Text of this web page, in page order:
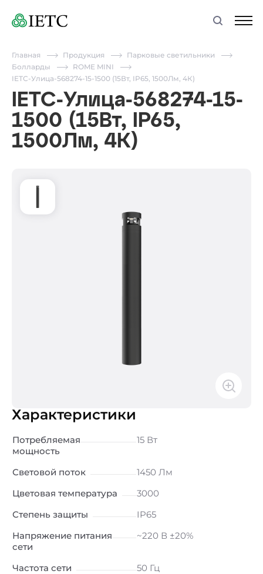
Главная Продукция
Парковые светильники
Болларды
ROME MINI
IETC-Улица-568274-15-1500 (15Вт, IP65, 1500Лм, 4К)
IETC-Улица-568274-15-
1500 (15Вт, IP65,
1500Лм, 4К)
Характеристики
Потребляемая
мощность
15 Вт
Световой поток
1450 Лм
Цветовая температура
3000
Степень защиты
IP65
Напряжение питания
сети
~220 В ±20%
Частота сети
50 Гц